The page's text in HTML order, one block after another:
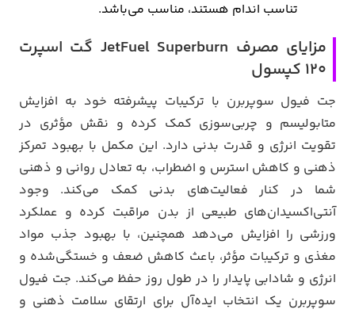
تناسب اندام هستند، مناسب می‌باشد.
مزایای مصرف JetFuel Superburn گت اسپرت
120 کپسول
جت فیول سوپربرن با ترکیبات پیشرفته خود به افزایش
متابولیسم و چربی‌سوزی کمک کرده و نقش مؤثری در
تقویت انرژی و قدرت بدنی دارد. این مکمل با بهبود تمرکز
ذهنی و کاهش استرس و اضطراب، به تعادل روانی و ذهنی
شما در کنار فعالیت‌های بدنی کمک می‌کند. وجود
آنتی‌اکسیدان‌های طبیعی از بدن مراقبت کرده و عملکرد
ورزشی را افزایش می‌دهد همچنین، با بهبود جذب مواد
مغذی و ترکیبات مؤثر، باعث کاهش ضعف و خستگی‌شده و
انرژی و شادابی پایدار را در طول روز حفظ می‌کند. جت فیول
سوپربرن یک انتخاب ایده‌آل برای ارتقای سلامت ذهنی و